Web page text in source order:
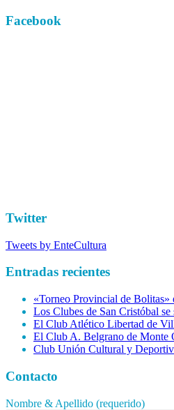
Facebook
Twitter
Tweets by EnteCultura
Entradas recientes
«Torneo Provincial de Bolitas»
Los Clubes de San Cristóbal
El Club Atlético Libertad de
El Club A. Belgrano de Monte
Club Unión Cultural y
Contacto
Nombre & Apellido (requerido)